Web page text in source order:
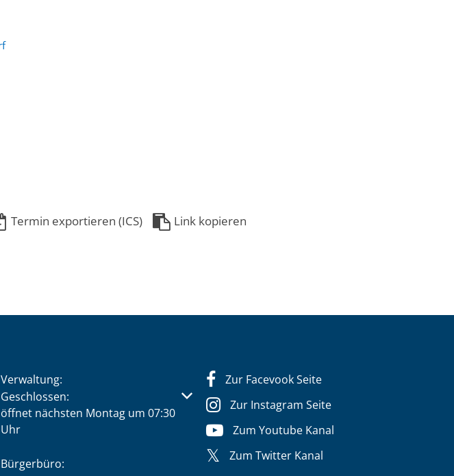
Termin exportieren (ICS) Link kopieren
Verwaltung:
Klicken, um weitere Öffnungs- oder Schließzeiten auszublenden
Geschlossen:
öffnet nächsten Montag um 07:30
Uhr
Bürgerbüro:
Zur Facevook Seite
Zur Instagram Seite
Zum Youtube Kanal
Zum Twitter Kanal